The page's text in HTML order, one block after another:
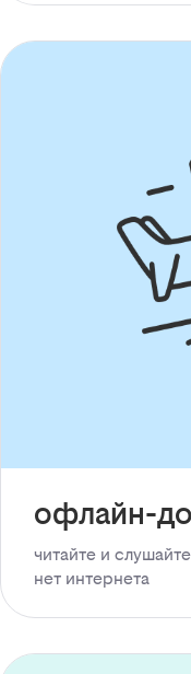
офлайн-
читайте и
нет интернета